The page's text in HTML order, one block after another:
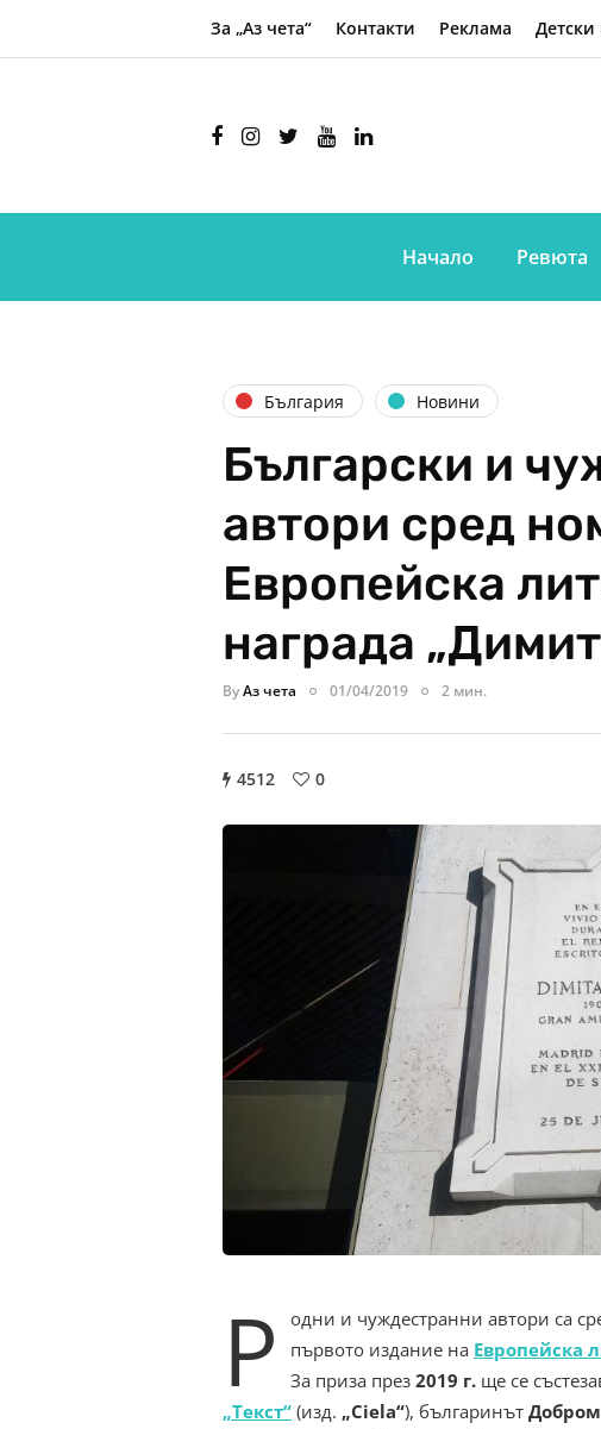
За „Аз чета“ Контакти Реклама Детски
Начало Ревюта
България Новини
Български и
автори сред
Европейска
награда
ByАз чета 01/04/2019 2 мин.
4512 0
Р
одни и чуждестранни автори са
първото издание на Европейска
За приза през 2019 г. ще се
„Текст“ (изд. „Ciela“), българинът